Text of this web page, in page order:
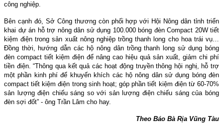
công nghiệp.
Bên cạnh đó, Sở Công thương còn phối hợp với Hội Nông dân tỉnh triển
khai dự án hỗ trợ nông dân sử dụng 100.000 bóng đèn Compact 20W tiết
kiệm điện trong sản xuất nông nghiệp trồng thanh long cho hoa trái vụ…
Đồng thời, hướng dẫn các hộ nông dân trồng thanh long sử dụng bóng
đèn compact tiết kiệm điện để nâng cao hiệu quả sản xuất, giảm chi phí
tiền điện. “Thông qua kết quả các hoạt động truyền thông hội nghị, hỗ trợ
một phần kinh phí để khuyến khích các hộ nông dân sử dụng bóng đèn
compact tiết kiệm điện trong sinh hoạt; góp phần tiết kiệm điện từ 60-70%
sản lượng điện chiếu sáng so với sản lượng điện chiếu sáng của bóng
đèn sợi đốt” - ông Trần Lâm cho hay.
Theo Báo Bà Rịa Vũng Tàu